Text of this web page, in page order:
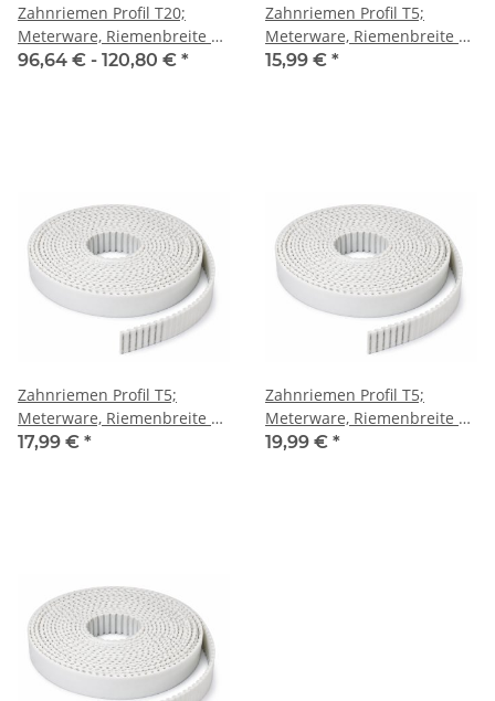
Zahnriemen Profil T20;
Meterware, Riemenbreite 75
mm
96,64 € - 120,80 € *
Zahnriemen Profil T5;
Meterware, Riemenbreite 10
mm
15,99 € *
Zahnriemen Profil T5;
Meterware, Riemenbreite 16
mm
17,99 € *
Zahnriemen Profil T5;
Meterware, Riemenbreite 25
mm
19,99 € *